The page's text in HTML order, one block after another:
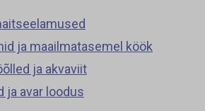
ja maailmatasemel köök
ja akvaviit
ja avar loodus